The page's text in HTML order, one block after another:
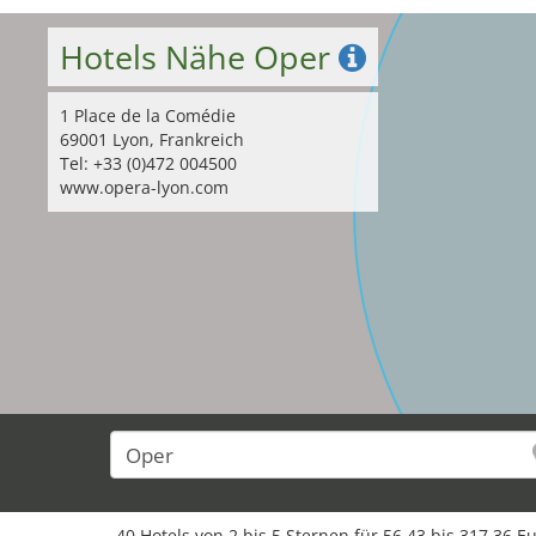
Hotels Nähe Oper
1 Place de la Comédie
69001 Lyon, Frankreich
Tel: +33 (0)472 004500
www.opera-lyon.com